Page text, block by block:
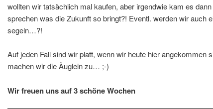
wollten wir tatsächlich mal kaufen, aber irgendwie kam es
sprechen was die Zukunft so bringt?! Eventl. werden wir auch
segeln…?!
Auf jeden Fall sind wir platt, wenn wir heute hier angekommen
machen wir die Äuglein zu… ;-)
Wir freuen uns auf 3 schöne Wochen